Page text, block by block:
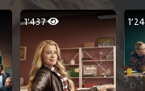
1٬437